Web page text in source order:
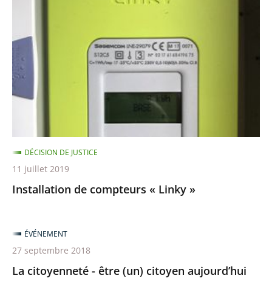
«
Linky
»
Installation de compteurs « Linky »
DÉCISION DE JUSTICE
11 juillet 2019
La citoyenneté - être (un) citoyen aujourd’hui
ÉVÉNEMENT
27 septembre 2018